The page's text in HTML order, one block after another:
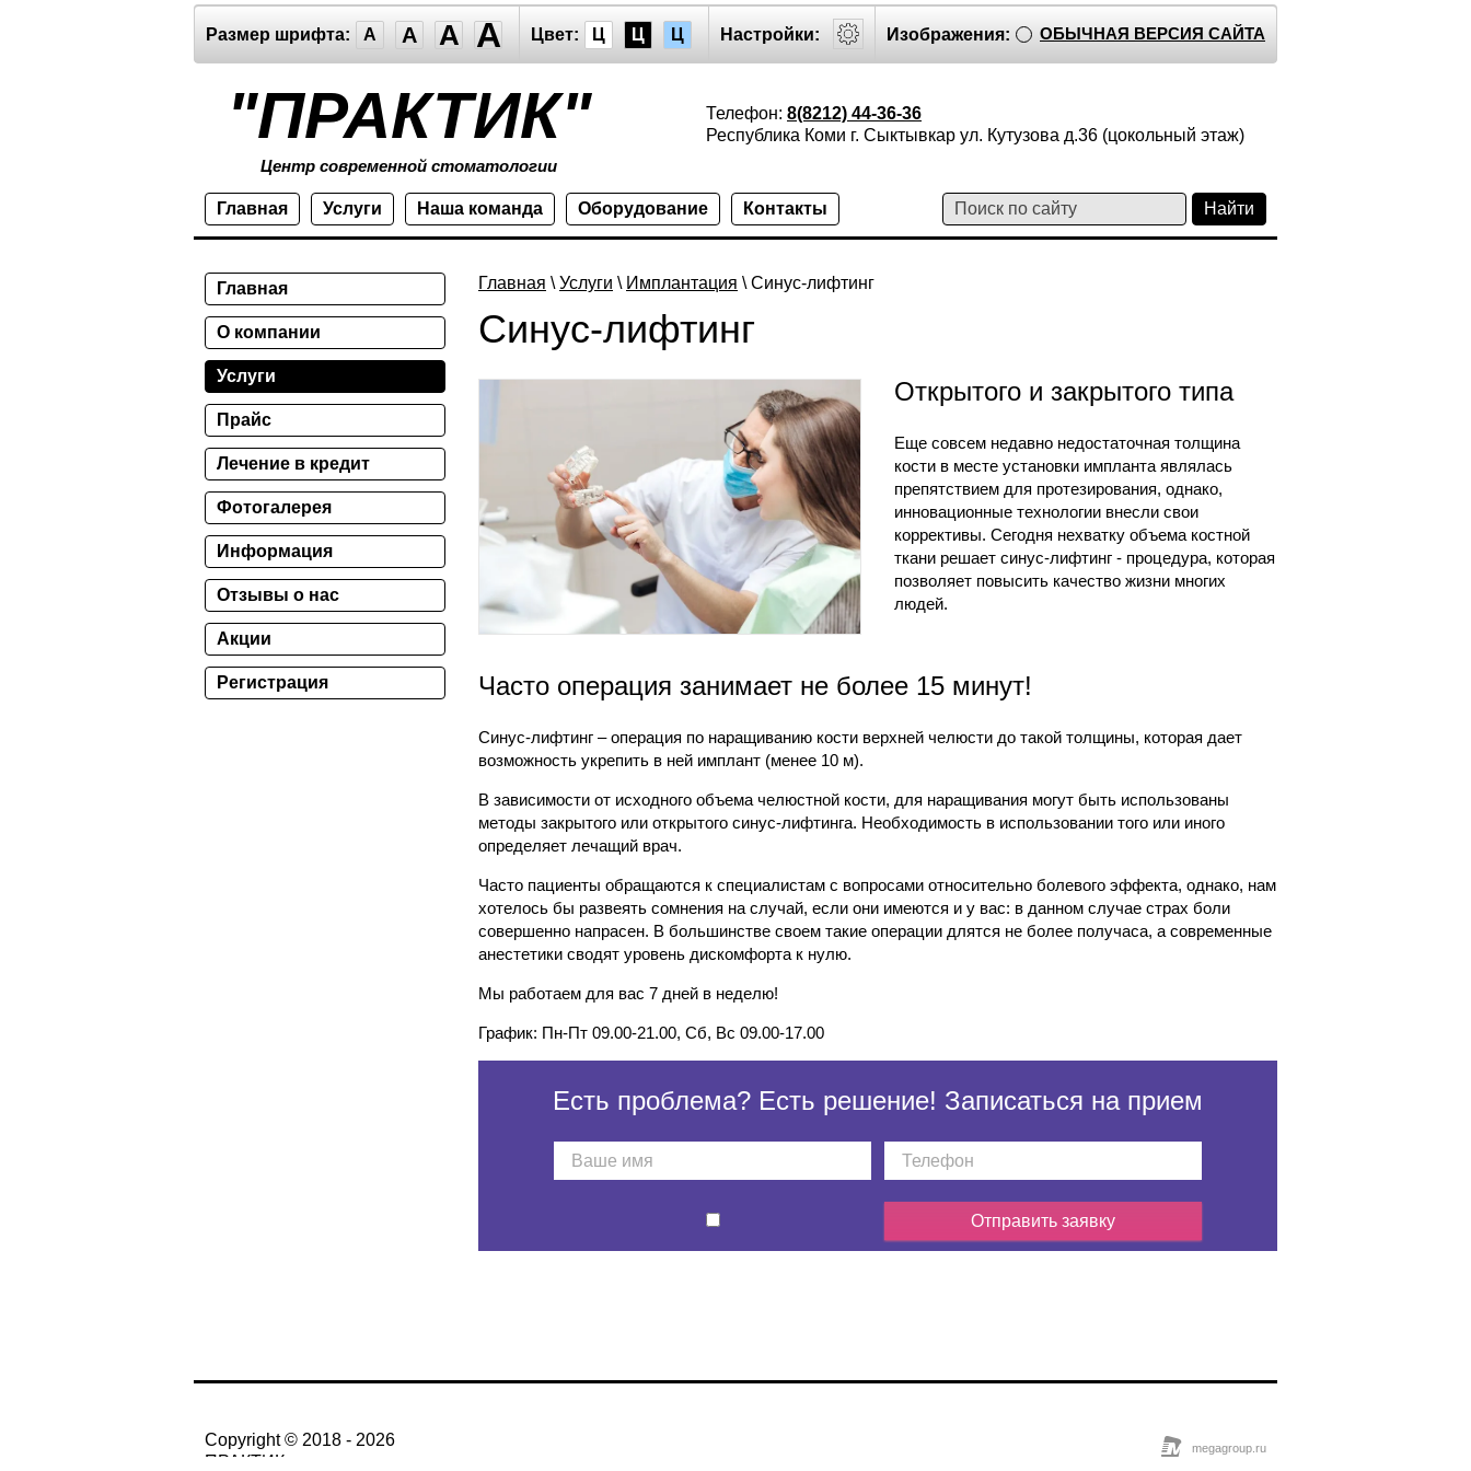
Размер шрифта: A A A A Цвет: Ц Ц Ц Настройки: Изображения: ОБЫЧНАЯ ВЕРСИЯ САЙТА
"ПРАКТИК"
Центр современной стоматологии
Телефон: 8(8212) 44-36-36
Республика Коми г. Сыктывкар ул. Кутузова д.36 (цокольный этаж)
Главная Услуги Наша команда Оборудование Контакты
Главная \ Услуги \ Имплантация \ Синус-лифтинг
Синус-лифтинг
Открытого и закрытого типа
Еще совсем недавно недостаточная толщина
кости в месте установки импланта являлась
препятствием для протезирования, однако,
инновационные технологии внесли свои
коррективы. Сегодня нехватку объема костной
ткани решает синус-лифтинг - процедура, которая
позволяет повысить качество жизни многих
людей.
Часто операция занимает не более 15 минут!
Синус-лифтинг – операция по наращиванию кости верхней челюсти до такой толщины, которая дает
возможность укрепить в ней имплант (менее 10 м).
В зависимости от исходного объема челюстной кости, для наращивания могут быть использованы
методы закрытого или открытого синус-лифтинга. Необходимость в использовании того или иного
определяет лечащий врач.
Часто пациенты обращаются к специалистам с вопросами относительно болевого эффекта, однако, нам
хотелось бы развеять сомнения на случай, если они имеются и у вас: в данном случае страх боли
совершенно напрасен. В большинстве своем такие операции длятся не более получаса, а современные
анестетики сводят уровень дискомфорта к нулю.
Мы работаем для вас 7 дней в неделю!
График: Пн-Пт 09.00-21.00, Сб, Вс 09.00-17.00
Есть проблема? Есть решение! Записаться на прием
Отправить заявку
Главная
О компании
Услуги
Прайс
Лечение в кредит
Фотогалерея
Информация
Отзывы о нас
Акции
Регистрация
Copyright © 2018 - 2026
ПРАКТИК